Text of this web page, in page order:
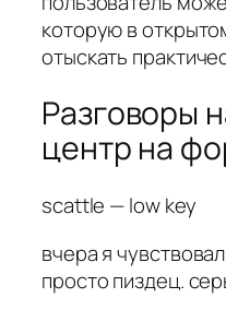
которую в
отыскать
Разговоры
центр на
scattle — low key
вчера я
просто пиздец.